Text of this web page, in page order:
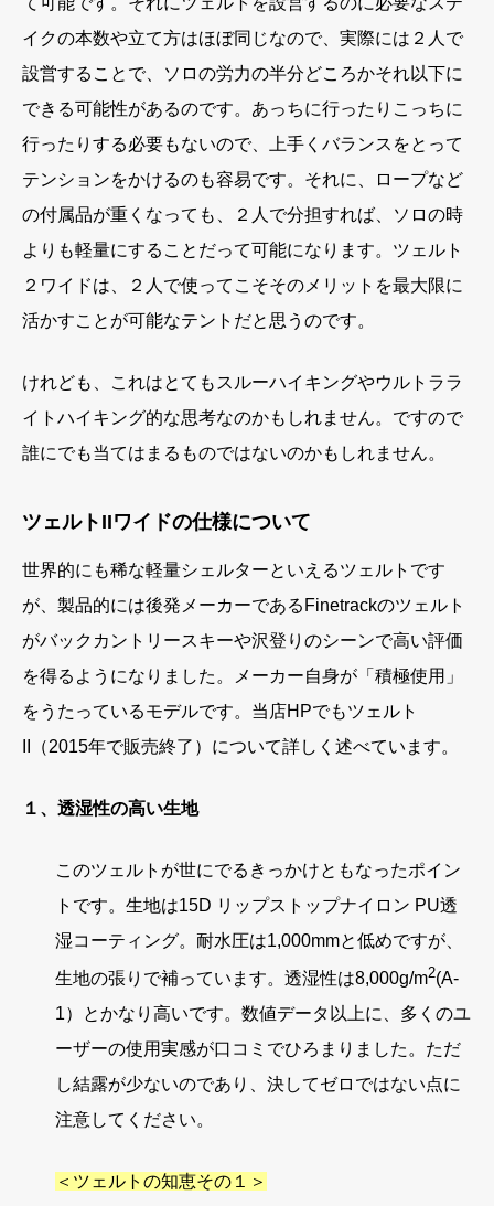
イクの本数や立て方はほぼ同じなので、実際には２人で
設営することで、ソロの労力の半分どころかそれ以下に
できる可能性があるのです。あっちに行ったりこっちに
行ったりする必要もないので、上手くバランスをとって
テンションをかけるのも容易です。それに、ロープなど
の付属品が重くなっても、２人で分担すれば、ソロの時
よりも軽量にすることだって可能になります。ツェルト
２ワイドは、２人で使ってこそそのメリットを最大限に
活かすことが可能なテントだと思うのです。
けれども、これはとてもスルーハイキングやウルトララ
イトハイキング的な思考なのかもしれません。ですので
誰にでも当てはまるものではないのかもしれません。
ツェルトIIワイドの仕様について
世界的にも稀な軽量シェルターといえるツェルトです
が、製品的には後発メーカーであるFinetrackのツェルト
がバックカントリースキーや沢登りのシーンで高い評価
を得るようになりました。メーカー自身が「積極使用」
をうたっているモデルです。当店HPでもツェルト
II（2015年で販売終了）について詳しく述べています。
１、透湿性の高い生地
このツェルトが世にでるきっかけともなったポイン
トです。生地は15D リップストップナイロン PU透
湿コーティング。耐水圧は1,000mmと低めですが、
生地の張りで補っています。透湿性は8,000g/m2(A-
1）とかなり高いです。数値データ以上に、多くのユ
ーザーの使用実感が口コミでひろまりました。ただ
し結露が少ないのであり、決してゼロではない点に
注意してください。
＜ツェルトの知恵その１＞